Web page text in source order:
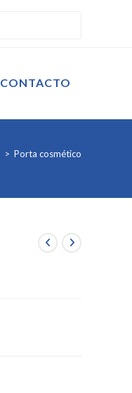
CONTACTO
> Porta cosmético